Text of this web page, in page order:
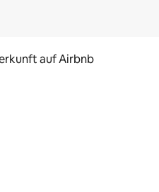
auf Airbnb